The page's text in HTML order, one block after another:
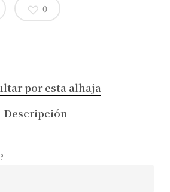
0
por esta alhaja
Descripción